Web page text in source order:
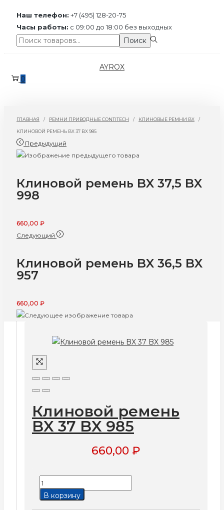
Наш телефон: +7 (495) 128-20-75
Часы работы: с 09:00 до 18:00 без выходных
Поиск:>
Поиск
к
к
AYROX
0
ГЛАВНАЯ / РЕМНИ ПРИВОДНЫЕ CONTITECH / КЛИНОВЫЕ РЕМНИ BX /
КЛИНОВОЙ РЕМЕНЬ BX 37 BX 985
Предыдущий
Клиновой ремень BX 37,5 BX
998
660,00 ₽
Следующий
Клиновой ремень BX 36,5 BX
957
660,00 ₽
Клиновой ремень
BX 37 BX 985
660,00 ₽
Количество
товара
В корзину